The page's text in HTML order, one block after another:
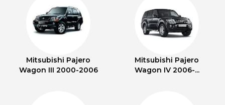
Mitsubishi Pajero
Wagon III 2000-2006
Mitsubishi Pajero
Wagon IV 2006-...